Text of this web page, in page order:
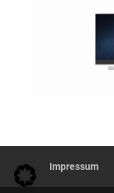
Impressum